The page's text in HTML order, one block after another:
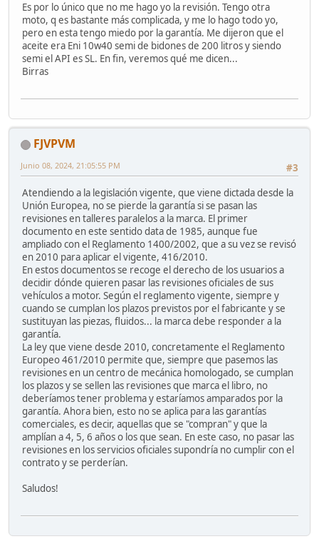
Es por lo único que no me hago yo la revisión. Tengo otra
moto, q es bastante más complicada, y me lo hago todo yo,
pero en esta tengo miedo por la garantía. Me dijeron que el
aceite era Eni 10w40 semi de bidones de 200 litros y siendo
semi el API es SL. En fin, veremos qué me dicen...
Birras
FJVPVM
#3
Junio 08, 2024, 21:05:55 PM
Atendiendo a la legislación vigente, que viene dictada desde la
Unión Europea, no se pierde la garantía si se pasan las
revisiones en talleres paralelos a la marca. El primer
documento en este sentido data de 1985, aunque fue
ampliado con el Reglamento 1400/2002, que a su vez se revisó
en 2010 para aplicar el vigente, 416/2010.
En estos documentos se recoge el derecho de los usuarios a
decidir dónde quieren pasar las revisiones oficiales de sus
vehículos a motor. Según el reglamento vigente, siempre y
cuando se cumplan los plazos previstos por el fabricante y se
sustituyan las piezas, fluidos... la marca debe responder a la
garantía.
La ley que viene desde 2010, concretamente el Reglamento
Europeo 461/2010 permite que, siempre que pasemos las
revisiones en un centro de mecánica homologado, se cumplan
los plazos y se sellen las revisiones que marca el libro, no
deberíamos tener problema y estaríamos amparados por la
garantía. Ahora bien, esto no se aplica para las garantías
comerciales, es decir, aquellas que se "compran" y que la
amplían a 4, 5, 6 años o los que sean. En este caso, no pasar las
revisiones en los servicios oficiales supondría no cumplir con el
contrato y se perderían.
Saludos!